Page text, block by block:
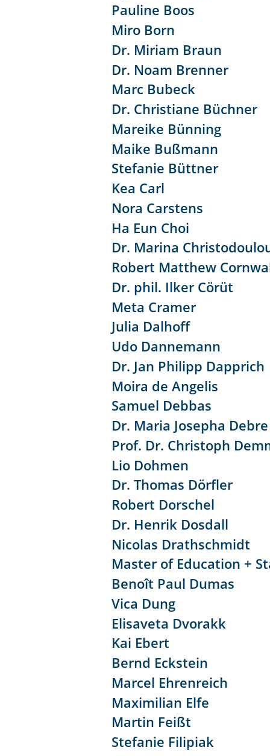
Pauline Boos
Miro Born
Dr. Miriam Braun
Dr. Noam Brenner
Marc Bubeck
Dr. Christiane Büchner
Mareike Bünning
Maike Bußmann
Stefanie Büttner
Kea Carl
Nora Carstens
Ha Eun Choi
Dr. Marina
Robert Matthew
Dr. phil. Ilker Cörüt
Meta Cramer
Julia Dalhoff
Udo Dannemann
Dr. Jan Philipp Dapprich
Moira de Angelis
Samuel Debbas
Dr. Maria Josepha Debre
Prof. Dr. Christoph
Lio Dohmen
Dr. Thomas Dörfler
Robert Dorschel
Dr. Henrik Dosdall
Nicolas Drathschmidt
Master of Education +
Benoît Paul Dumas
Vica Dung
Elisaveta Dvorakk
Kai Ebert
Bernd Eckstein
Marcel Ehrenreich
Maximilian Elfe
Martin Feißt
Stefanie Filipiak